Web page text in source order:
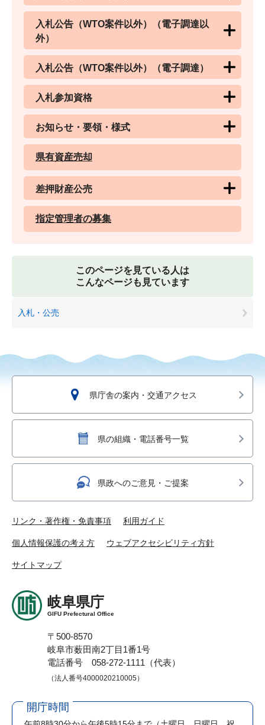
入札公告（WTO案件以外）（電子調達以
外）
入札公告（WTO案件以外）（電子調達）
入札参加資格
お知らせ・要領・様式
県有資産売却
差押財産公売
指定管理者の募集
このページを見ている人は
こんなページも見ています
入札・公売
県庁舎の案内・交通アクセス
県の組織・電話番号一覧
県政へのご意見・ご提案
リンク・著作権・免責事項 利用ガイド
個人情報保護の考え方 ウェブアクセシビリティ方針
サイトマップ
岐阜県庁
GIFU Prefectural Office
〒500-8570
岐阜市薮田南2丁目1番1号
電話番号 058-272-1111（代表）
（法人番号4000020210005）
開庁時間